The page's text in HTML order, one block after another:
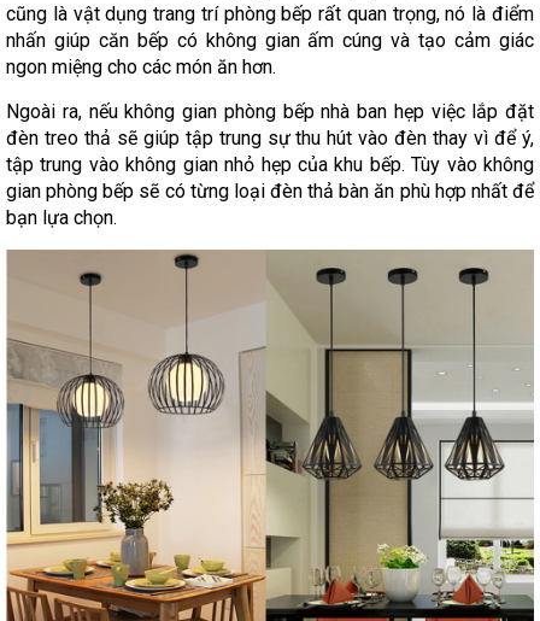
cũng là vật dụng trang trí phòng bếp rất quan trọng, nó là điểm
nhấn giúp căn bếp có không gian ấm cúng và tạo cảm giác
ngon miệng cho các món ăn hơn.
Ngoài ra, nếu không gian phòng bếp nhà ban hẹp việc lắp đặt
đèn treo thả sẽ giúp tập trung sự thu hút vào đèn thay vì để ý,
tập trung vào không gian nhỏ hẹp của khu bếp. Tùy vào không
gian phòng bếp sẽ có từng loại đèn thả bàn ăn phù hợp nhất để
bạn lựa chọn.